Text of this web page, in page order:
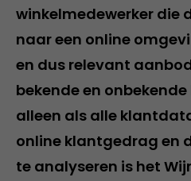
winkelmedewerker die
naar een online
en dus relevant
bekende en
alleen als alle
online klantgedrag en
te analyseren is het